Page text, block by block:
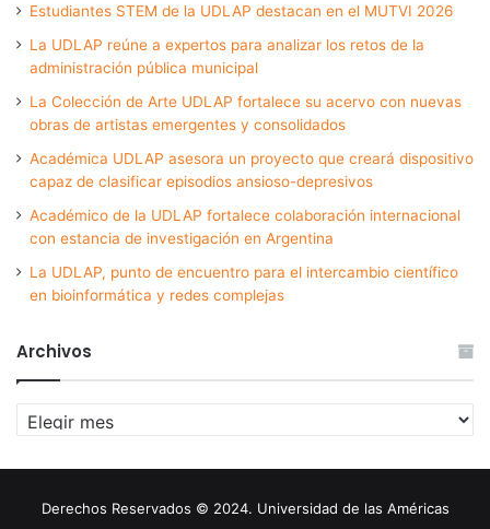
Estudiantes STEM de la UDLAP destacan en el MUTVI 2026
La UDLAP reúne a expertos para analizar los retos de la
administración pública municipal
La Colección de Arte UDLAP fortalece su acervo con nuevas
obras de artistas emergentes y consolidados
Académica UDLAP asesora un proyecto que creará dispositivo
capaz de clasificar episodios ansioso-depresivos
Académico de la UDLAP fortalece colaboración internacional
con estancia de investigación en Argentina
La UDLAP, punto de encuentro para el intercambio científico
en bioinformática y redes complejas
Archivos
Archivos
Derechos Reservados © 2024. Universidad de las Américas